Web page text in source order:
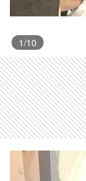
1/10